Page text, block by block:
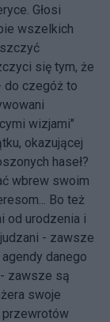
Głosi
wszelkich
się tym, że
do czegóż to
wizjami"
okazującej
haseł?
wbrew swoim
Bo też
od urodzenia i
- zawsze
danego
- zawsze są
swoje
przewrotów